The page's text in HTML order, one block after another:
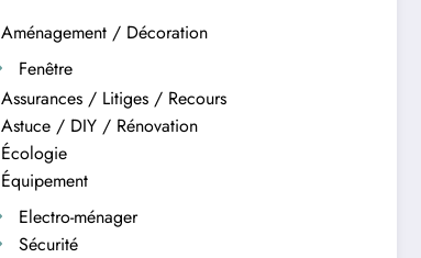
Aménagement / Décoration
Fenêtre
Assurances / Litiges / Recours
Astuce / DIY / Rénovation
Écologie
Équipement
Electro-ménager
Sécurité